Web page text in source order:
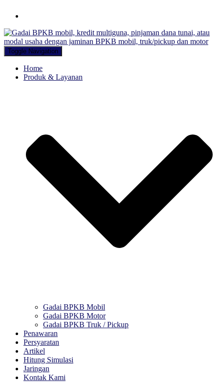
Toggle Navigation
Home
Produk & Layanan
Gadai BPKB Mobil
Gadai BPKB Motor
Gadai BPKB Truk / Pickup
Penawaran
Persyaratan
Artikel
Hitung Simulasi
Jaringan
Kontak Kami